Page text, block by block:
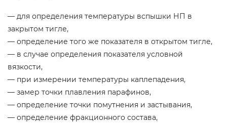
— для определения температуры вспышки НП в
закрытом тигле,
— определение того же показателя в открытом тигле,
— в случае определения показателя условной
вязкости,
— при измерении температуры каплепадения,
— замер точки плавления парафинов,
— определение точки помутнения и застывания,
— определение фракционного состава,